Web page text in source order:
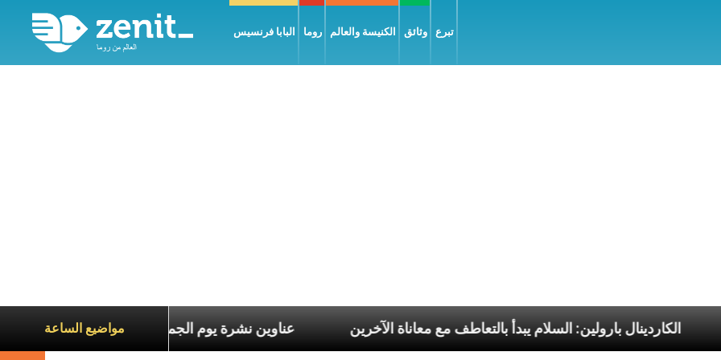
البابا فرنسيس روما الكنيسة والعالم وثائق تبرع
مواضيع الساعة
عناوين نشرة يوم الجمعة 7 آب 2026: السلام يُبنى بصبر يومًا بعد يوم الكاردينال بارولين: السلام يبدأ بالتعاطف مع معاناة الآخرين